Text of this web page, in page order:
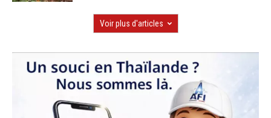
Voir plus d'articles